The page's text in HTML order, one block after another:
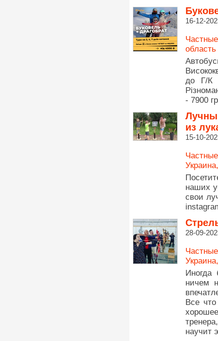
16-12-
область
до Г/К
- 7900
из
15-10-
наших
свои
28-09-
Иногда
ничем
Все
научит